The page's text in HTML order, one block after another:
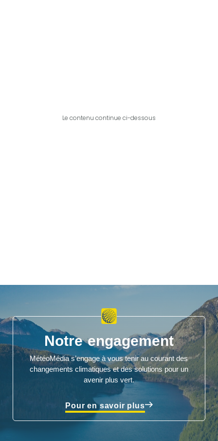
Le contenu continue ci-dessous
Notre engagement
MétéoMédia s’engage à vous tenir au courant des
changements climatiques et des solutions pour un
avenir plus vert.
Pour en savoir plus